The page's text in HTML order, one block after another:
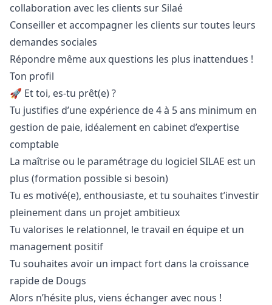
collaboration avec les clients sur Silaé
Conseiller et accompagner les clients sur toutes leurs
demandes sociales
Répondre même aux questions les plus inattendues !
Ton profil
🚀 Et toi, es-tu prêt(e) ?
Tu justifies d’une expérience de 4 à 5 ans minimum en
gestion de paie, idéalement en cabinet d’expertise
comptable
La maîtrise ou le paramétrage du logiciel SILAE est un
plus (formation possible si besoin)
Tu es motivé(e), enthousiaste, et tu souhaites t’investir
pleinement dans un projet ambitieux
Tu valorises le relationnel, le travail en équipe et un
management positif
Tu souhaites avoir un impact fort dans la croissance
rapide de Dougs
Alors n’hésite plus, viens échanger avec nous !